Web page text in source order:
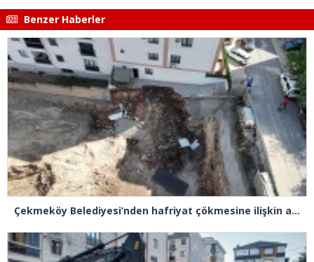
Benzer Haberler
Çekmeköy Belediyesi’nden hafriyat çökmesine ilişkin açıklama